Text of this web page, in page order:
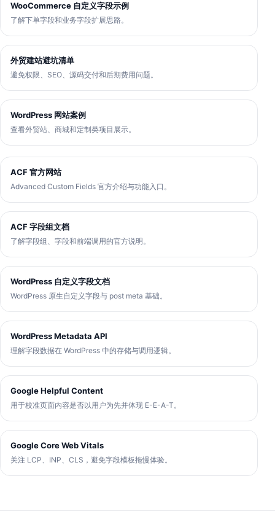
WooCommerce 自定义字段示例
了解下单字段和业务字段扩展思路。
外贸建站避坑清单
避免权限、SEO、源码交付和后期费用问题。
WordPress 网站案例
查看外贸站、商城和定制类项目展示。
ACF 官方网站
Advanced Custom Fields 官方介绍与功能入口。
ACF 字段组文档
了解字段组、字段和前端调用的官方说明。
WordPress 自定义字段文档
WordPress 原生自定义字段与 post meta 基础。
WordPress Metadata API
理解字段数据在 WordPress 中的存储与调用逻辑。
Google Helpful Content
用于校准页面内容是否以用户为先并体现 E-E-A-T。
Google Core Web Vitals
关注 LCP、INP、CLS，避免字段模板拖慢体验。